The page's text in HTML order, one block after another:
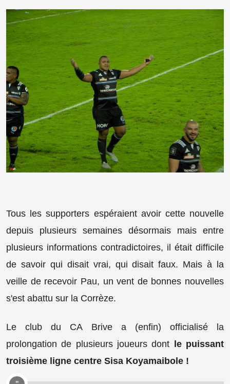
Tous les supporters espéraient avoir cette nouvelle
depuis plusieurs semaines désormais mais entre
plusieurs informations contradictoires, il était difficile
de savoir qui disait vrai, qui disait faux. Mais à la
veille de recevoir Pau, un vent de bonnes nouvelles
s'est abattu sur la Corrèze.
Le club du CA Brive a (enfin) officialisé la
prolongation de plusieurs joueurs dont
le puissant
troisième ligne centre Sisa Koyamaibole !